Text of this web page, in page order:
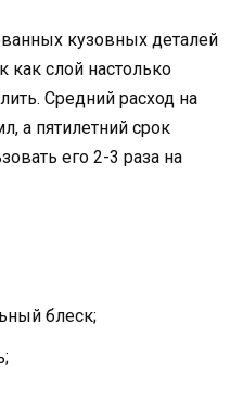
кузовных деталей
как слой настолько
Средний расход на
а пятилетний срок
его 2-3 раза на
блеск;